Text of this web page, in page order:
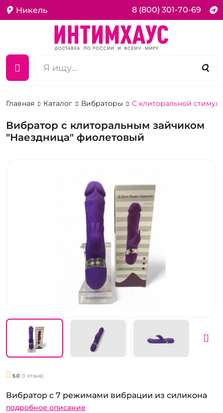
Никель 8 (800) 301-70-69
Главная Каталог Вибраторы С клиторальной
Вибратор с клиторальным зайчиком
"Наездница" фиолетовый
5.0 (1 отзыв)
Вибратор с 7 режимами вибрации из силикона
подробное описание